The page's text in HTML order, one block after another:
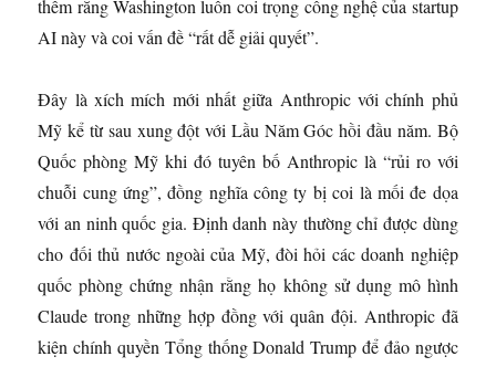
thêm rằng Washington luôn coi trọng công nghệ của startup
AI này và coi vấn đề “rất dễ giải quyết”.
Đây là xích mích mới nhất giữa Anthropic với chính phủ
Mỹ kể từ sau xung đột với Lầu Năm Góc hồi đầu năm. Bộ
Quốc phòng Mỹ khi đó tuyên bố Anthropic là “rủi ro với
chuỗi cung ứng”, đồng nghĩa công ty bị coi là mối đe dọa
với an ninh quốc gia. Định danh này thường chỉ được dùng
cho đối thủ nước ngoài của Mỹ, đòi hỏi các doanh nghiệp
quốc phòng chứng nhận rằng họ không sử dụng mô hình
Claude trong những hợp đồng với quân đội. Anthropic đã
kiện chính quyền Tổng thống Donald Trump để đảo ngược